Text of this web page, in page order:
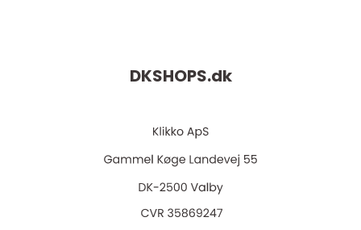
DKSHOPS.dk